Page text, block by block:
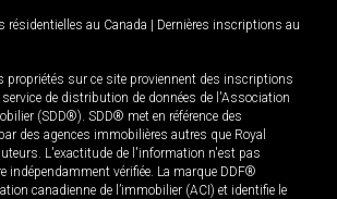
résidentielles au Canada
Dernières inscriptions au
propriétés sur ce site proviennent des inscriptions
de distribution de données de l'Association
(SDD®). SDD® met en référence des
des agences immobilières autres que Royal
L'exactitude de l'information n'est pas
indépendamment vérifiée. La marque DDF®
canadienne de l’immobilier (ACI) et identifie le